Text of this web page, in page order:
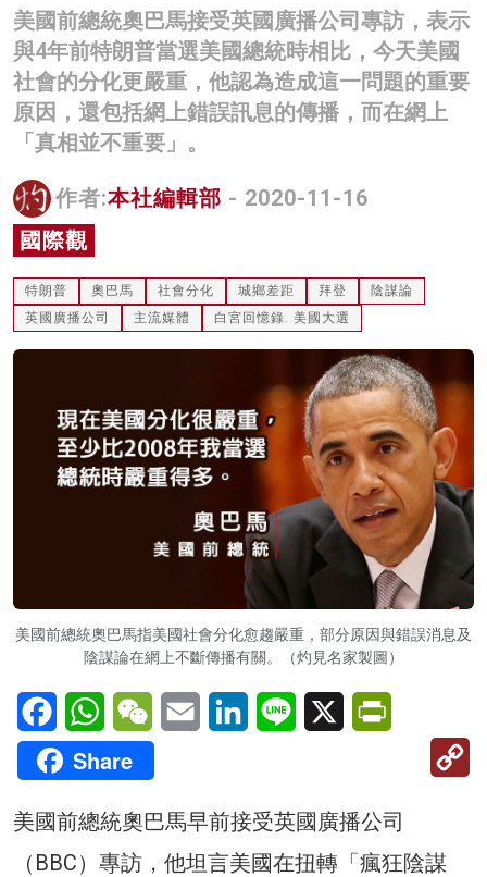
科技
影片
名家榜
關於我們
美國前總統奧巴馬接受英國廣播公司專訪，表示
與4年前特朗普當選美國總統時相比，今天美國
社會的分化更嚴重，他認為造成這一問題的重要
原因，還包括網上錯誤訊息的傳播，而在網上
「真相並不重要」。
作者:本社編輯部 - 2020-11-16
國際觀
特朗普 奧巴馬 社會分化 城鄉差距 拜登
陰謀論
英國廣播公司
主流媒體 白宮回憶錄. 美國大選
美國前總統奧巴馬指美國社會分化愈趨嚴重，部分原因與錯誤消息及
陰謀論在網上不斷傳播有關。（灼見名家製圖）
FacebookWhatsAppWeChatEmail LinkedInLine X
Share
美國前總統奧巴馬早前接受英國廣播公司
（BBC）專訪，他坦言美國在扭轉「瘋狂陰謀